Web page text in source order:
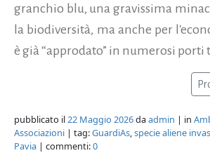
granchio blu, una gravissima
la biodiversità, ma anche per
è già “approdato” in numerosi porti
pubblicato il22 Maggio 2026daadmin | in
Associazioni | tag:GuardiAs,specie aliene
Pavia | commenti:0